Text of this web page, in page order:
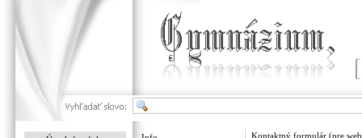
Kontaktný formulár (pre